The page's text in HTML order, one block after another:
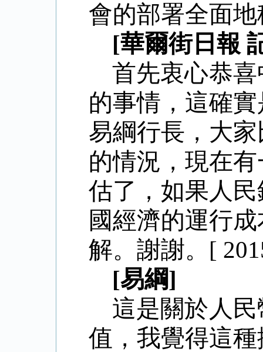
會的部署全面
[華爾街日報
首先衷心恭
的事情，這確
易綱行長，大
的情況，現在
估了，如果人
國經濟的運行
解。謝謝。[
[易綱]
這是關於人
值，我覺得這